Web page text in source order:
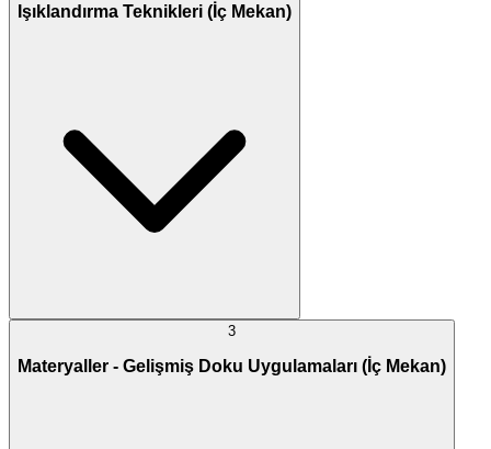
Işıklandırma Teknikleri (İç Mekan)
3
Materyaller - Gelişmiş Doku Uygulamaları (İç Mekan)